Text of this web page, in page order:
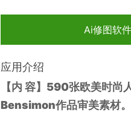
Ai修图软件
应用介绍
【内 容】590张欧美时
Bensimon作品审美素材。